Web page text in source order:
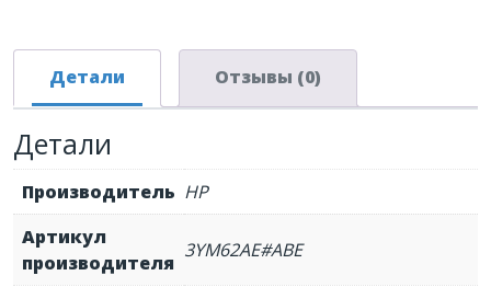
Детали Отзывы (0)
Детали
Производитель HP
Артикул
производителя
3YM62AE#ABE